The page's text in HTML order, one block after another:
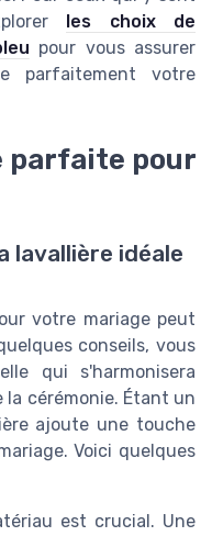
les choix de
pour vous assurer
parfaitement votre
parfaite pour
lavallière idéale
votre mariage peut
conseils, vous
qui s'harmonisera
cérémonie. Étant un
ajoute une touche
Voici quelques
est crucial. Une